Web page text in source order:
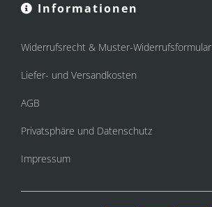
Informationen
Widerrufsrecht & Muster-Widerrufsformular
Liefer- und Versandkosten
AGB
Privatsphäre und Datenschutz
Impressum